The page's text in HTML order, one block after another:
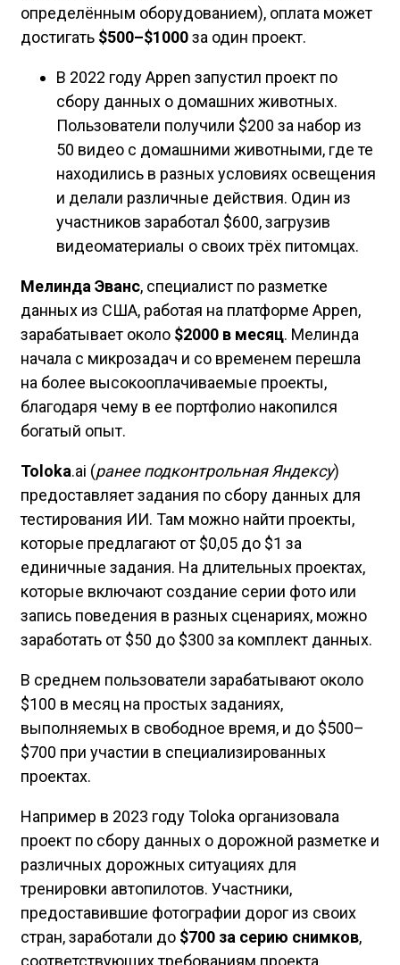
определённым оборудованием), оплата может
достигать $500–$1000за один проект.
В 2022 году Appen запустил проект по
сбору данных о домашних животных.
Пользователи получили $200 за набор из
50 видео с домашними животными, где те
находились в разных условиях освещения
и делали различные действия. Один из
участников заработал $600, загрузив
видеоматериалы о своих трёх питомцах.
Мелинда Эванс, специалист по разметке
данных из США, работая на платформе Appen,
зарабатывает около $2000 в месяц. Мелинда
начала с микрозадач и со временем перешла
на более высокооплачиваемые проекты,
благодаря чему в ее портфолио накопился
богатый опыт.
Toloka.ai (ранее подконтрольная Яндексу)
предоставляет задания по сбору данных для
тестирования ИИ. Там можно найти проекты,
которые предлагают от $0,05 до $1 за
единичные задания. На длительных проектах,
которые включают создание серии фото или
запись поведения в разных сценариях, можно
заработать от $50 до $300 за комплект данных.
В среднем пользователи зарабатывают около
$100 в месяц на простых заданиях,
выполняемых в свободное время, и до $500–
$700 при участии в специализированных
проектах.
Например в 2023 году Toloka организовала
проект по сбору данных о дорожной разметке и
различных дорожных ситуациях для
тренировки автопилотов. Участники,
предоставившие фотографии дорог из своих
стран, заработали до $700 за серию снимков,